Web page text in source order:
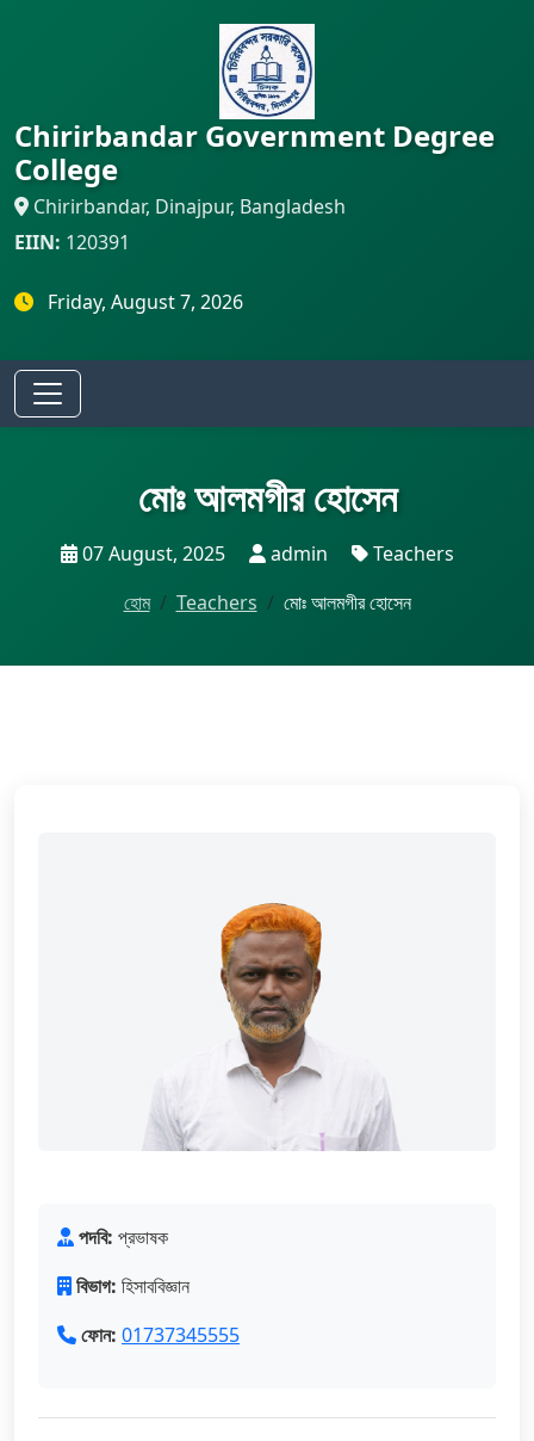
Chirirbandar Government Degree
College
Chirirbandar, Dinajpur, Bangladesh
EIIN: 120391
Friday, August 7, 2026
মোঃ আলমগীর হোসেন
07 August, 2025 admin
Teachers
হোম
Teachers মোঃ আলমগীর হোসেন
পদবি: প্রভাষক
বিভাগ: হিসাববিজ্ঞান
ফোন: 01737345555